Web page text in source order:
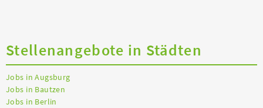
Stellenangebote in Städten
Jobs in Augsburg
Jobs in Bautzen
Jobs in Berlin